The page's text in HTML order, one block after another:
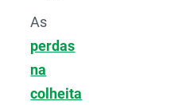
As
perdas
na
colheita